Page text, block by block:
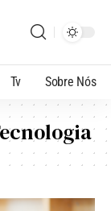
Tv Sobre Nós